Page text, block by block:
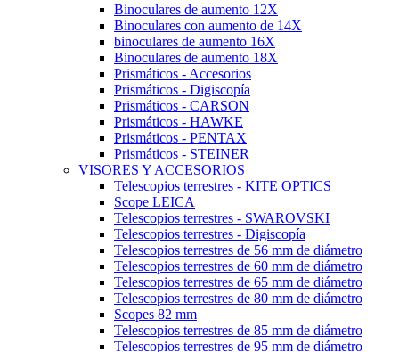
Binoculares de aumento 12X
Binoculares con aumento de 14X
binoculares de aumento 16X
Binoculares de aumento 18X
Prismáticos - Accesorios
Prismáticos - Digiscopía
Prismáticos - CARSON
Prismáticos - HAWKE
Prismáticos - PENTAX
Prismáticos - STEINER
VISORES Y ACCESORIOS
Telescopios terrestres - KITE OPTICS
Scope LEICA
Telescopios terrestres - SWAROVSKI
Telescopios terrestres - Digiscopía
Telescopios terrestres de 56 mm de diámetro
Telescopios terrestres de 60 mm de diámetro
Telescopios terrestres de 65 mm de diámetro
Telescopios terrestres de 80 mm de diámetro
Scopes 82 mm
Telescopios terrestres de 85 mm de diámetro
Telescopios terrestres de 95 mm de diámetro